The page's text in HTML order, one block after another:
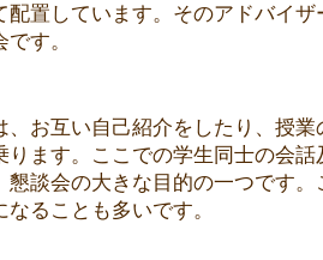
配置しています。そのアドバイ
す。
、お互い自己紹介をしたり、授
ります。ここでの学生同士の会
懇談会の大きな目的の一つです
なることも多いです。